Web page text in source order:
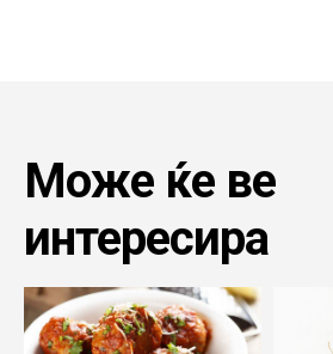
Може ќе ве
интересира